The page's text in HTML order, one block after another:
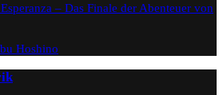
– Das Finale der Abenteuer von
Hoshino